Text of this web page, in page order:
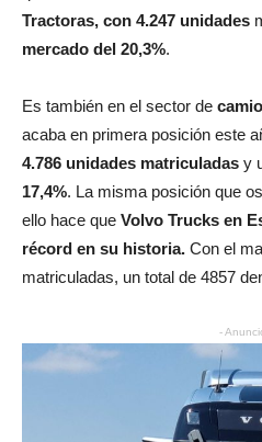
Tractoras, con 4.247 unidades
mercado del 20,3%.
Es también en el sector de
acaba en primera posición este
4.786 unidades matriculadas y
17,4%. La misma posición que
ello hace que Volvo Trucks en
récord en su historia. Con el
matriculadas, un total de 4857
-